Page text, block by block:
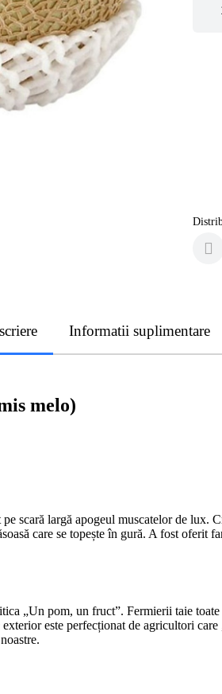
Informatii suplimentare
melo)
pe scară largă apogeul muscatelor de
care se topește în gură. A fost
„Un pom, un fruct”. Fermierii taie
este perfecționat de agricultori